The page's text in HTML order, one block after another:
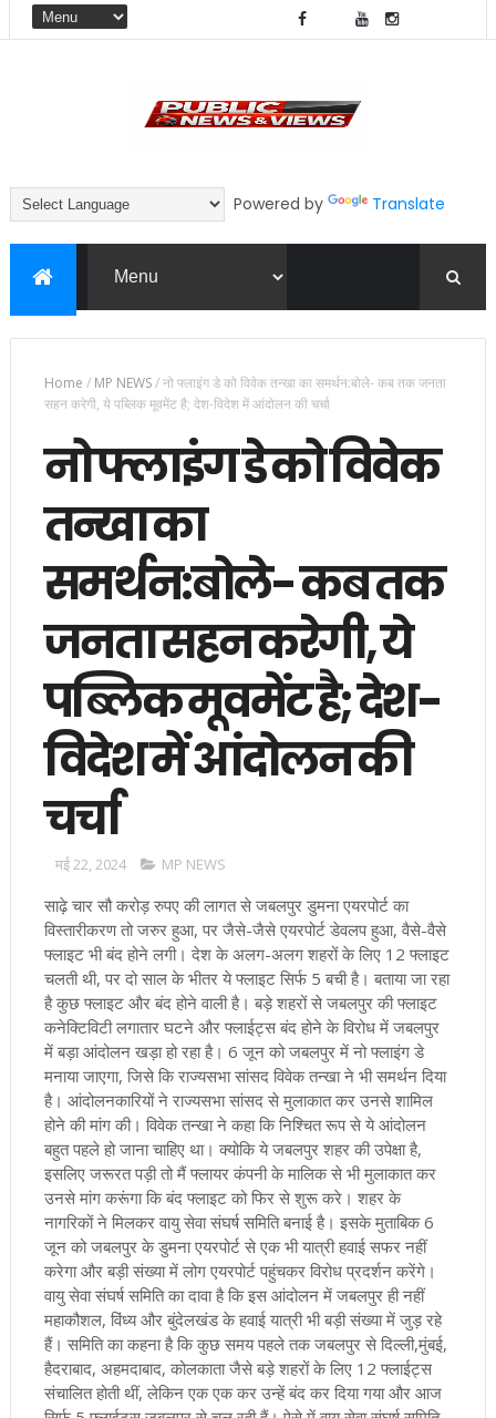
Powered by Translate
Home / MP NEWS/नो फ्लाइंग डे को विवेक तन्खा का समर्थन:बोले- कब तक जनता
सहन करेगी, ये पब्लिक मूवमेंट है; देश-विदेश में आंदोलन की चर्चा
नो फ्लाइंग डे को विवेक
तन्खा का
समर्थन:बोले- कब तक
जनता सहन करेगी, ये
पब्लिक मूवमेंट है; देश-
विदेश में आंदोलन की
चर्चा
मई 22, 2024 MP NEWS
साढ़े चार सौ करोड़ रुपए की लागत से जबलपुर डुमना एयरपोर्ट का
विस्तारीकरण तो जरुर हुआ, पर जैसे-जैसे एयरपोर्ट डेवलप हुआ, वैसे-वैसे
फ्लाइट भी बंद होने लगी। देश के अलग-अलग शहरों के लिए 12 फ्लाइट
चलती थी, पर दो साल के भीतर ये फ्लाइट सिर्फ 5 बची है। बताया जा रहा
है कुछ फ्लाइट और बंद होने वाली है। बड़े शहरों से जबलपुर की फ्लाइट
कनेक्टिविटी लगातार घटने और फ्लाईट्स बंद होने के विरोध में जबलपुर
में बड़ा आंदोलन खड़ा हो रहा है। 6 जून को जबलपुर में नो फ्लाइंग डे
मनाया जाएगा, जिसे कि राज्यसभा सांसद विवेक तन्खा ने भी समर्थन दिया
है। आंदोलनकारियों ने राज्यसभा सांसद से मुलाकात कर उनसे शामिल
होने की मांग की। विवेक तन्खा ने कहा कि निश्चित रूप से ये आंदोलन
बहुत पहले हो जाना चाहिए था। क्योकि ये जबलपुर शहर की उपेक्षा है,
इसलिए जरूरत पड़ी तो मैं फ्लायर कंपनी के मालिक से भी मुलाकात कर
उनसे मांग करूंगा कि बंद फ्लाइट को फिर से शुरू करे। शहर के
नागरिकों ने मिलकर वायु सेवा संघर्ष समिति बनाई है। इसके मुताबिक 6
जून को जबलपुर के डुमना एयरपोर्ट से एक भी यात्री हवाई सफर नहीं
करेगा और बड़ी संख्या में लोग एयरपोर्ट पहुंचकर विरोध प्रदर्शन करेंगे।
वायु सेवा संघर्ष समिति का दावा है कि इस आंदोलन में जबलपुर ही नहीं
महाकौशल, विंध्य और बुंदेलखंड के हवाई यात्री भी बड़ी संख्या में जुड़ रहे
हैं। समिति का कहना है कि कुछ समय पहले तक जबलपुर से दिल्ली,मुंबई,
हैदराबाद, अहमदाबाद, कोलकाता जैसे बड़े शहरों के लिए 12 फ्लाईट्स
संचालित होती थीं, लेकिन एक एक कर उन्हें बंद कर दिया गया और आज